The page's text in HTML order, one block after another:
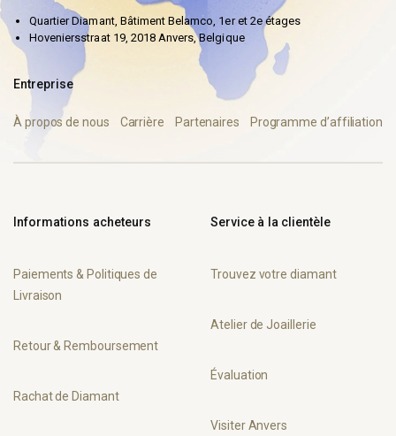
Quartier Diamant, Bâtiment Belamco, 1er et 2e étages
Hoveniersstraat 19, 2018 Anvers, Belgique
Entreprise
À propos de nous Carrière Partenaires Programme d’affiliation
Informations acheteurs
Paiements & Politiques de
Livraison
Retour & Remboursement
Rachat de Diamant
Service à la clientèle
Trouvez votre diamant
Atelier de Joaillerie
Évaluation
Visiter Anvers